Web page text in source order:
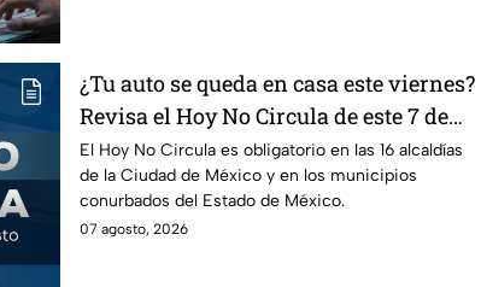
¿Tu auto se queda en casa este viernes?
Revisa el Hoy No Circula de este 7 de
agosto
El Hoy No Circula es obligatorio en las 16 alcaldías
de la Ciudad de México y en los municipios
conurbados del Estado de México.
07 agosto, 2026